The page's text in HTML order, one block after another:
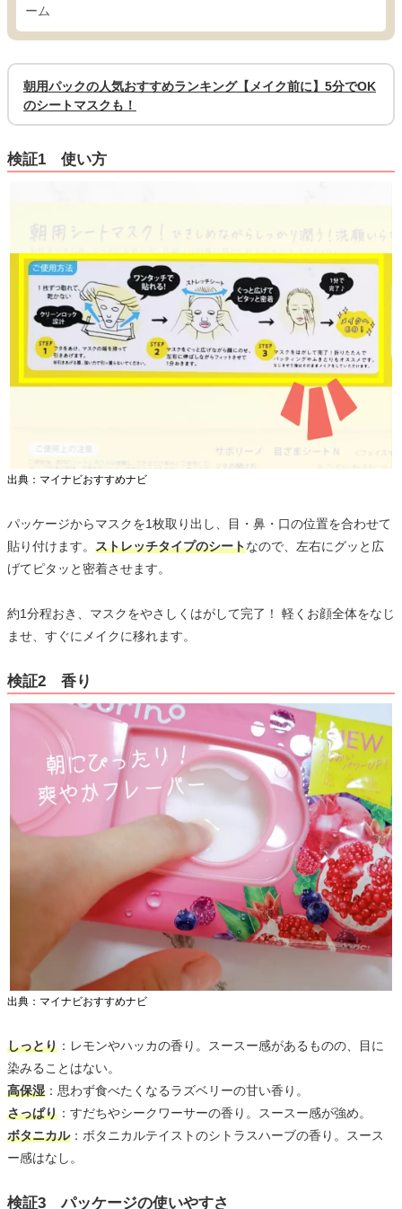
ーム
朝用パックの人気おすすめランキング【メイク前に】5分でOK
のシートマスクも！
検証1 使い方
出典：マイナビおすすめナビ
パッケージからマスクを1枚取り出し、目・鼻・口の位置を合わせて
貼り付けます。 ストレッチタイプのシートなので、左右にグッと広
げてピタッと密着させます。
約1分程おき、マスクをやさしくはがして完了！ 軽くお顔全体をなじ
ませ、すぐにメイクに移れます。
検証2 香り
出典：マイナビおすすめナビ
しっとり ：レモンやハッカの香り。スースー感があるものの、目に
染みることはない。
高保湿 ：思わず食べたくなるラズベリーの甘い香り。
さっぱり ：すだちやシークワーサーの香り。スースー感が強め。
ボタニカル：ボタニカルテイストのシトラスハーブの香り。スース
ー感はなし。
検証3 パッケージの使いやすさ